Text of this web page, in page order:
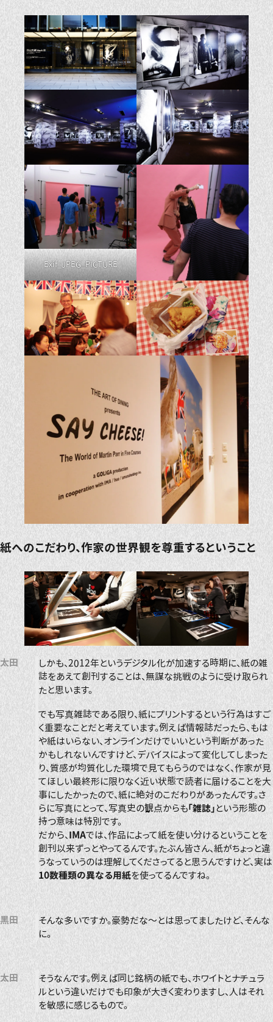
Exif_JPEG_PICTURE
紙へのこだわり、作家の世界観を尊重するということ
太田
しかも、2012年というデジタル化が加速する時期に、紙の雑
誌をあえて創刊することは、無謀な挑戦のように受け取られ
たと思います。
でも写真雑誌である限り、紙にプリントするという行為はすご
く重要なことだと考えています。例えば情報誌だったら、もは
や紙はいらない、オンラインだけでいいという判断があった
かもしれないんですけど、デバイスによって変化してしまった
り、質感が均質化した環境で見てもらうのではなく、作家が見
てほしい最終形に限りなく近い状態で読者に届けることを大
事にしたかったので、紙に絶対のこだわりがあったんです。さ
らに写真にとって、写真史の観点からも「雑誌」という形態の
持つ意味は特別です。
だから、 IMAでは、作品によって紙を使い分けるということを
創刊以来ずっとやってるんです。たぶん皆さん、紙がちょっと違
うなっていうのは理解してくださってると思うんですけど、実は
10数種類の異なる用紙を使ってるんですね。
黒田
そんな多いですか。豪勢だな〜とは思ってましたけど、そんな
に。
太田
そうなんです。例えば同じ銘柄の紙でも、ホワイトとナチュラ
ルという違いだけでも印象が大きく変わりますし、人はそれ
を敏感に感じるもので。